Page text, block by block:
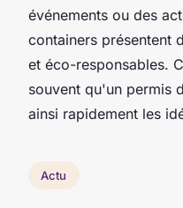
événements ou des
containers présentent
et éco-responsables.
souvent qu'un permis
ainsi rapidement les
Actu